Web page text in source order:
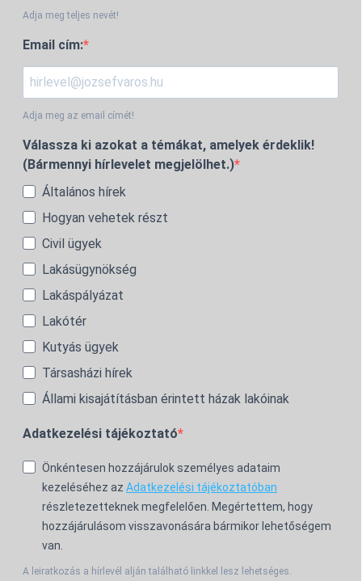
Adja meg teljes nevét!
Email cím:
Adja meg az email címét!
Válassza ki azokat a témákat, amelyek érdeklik!
(Bármennyi hírlevelet megjelölhet.)
Általános hírek
Hogyan vehetek részt
Civil ügyek
Lakásügynökség
Lakáspályázat
Lakótér
Kutyás ügyek
Társasházi hírek
Állami kisajátításban érintett házak lakóinak
Adatkezelési tájékoztató
Önkéntesen hozzájárulok személyes adataim
kezeléséhez az Adatkezelési tájékoztatóban
részletezetteknek megfelelően. Megértettem, hogy
hozzájárulásom visszavonására bármikor lehetőségem
van.
A leiratkozás a hírlevél alján található linkkel lesz lehetséges.